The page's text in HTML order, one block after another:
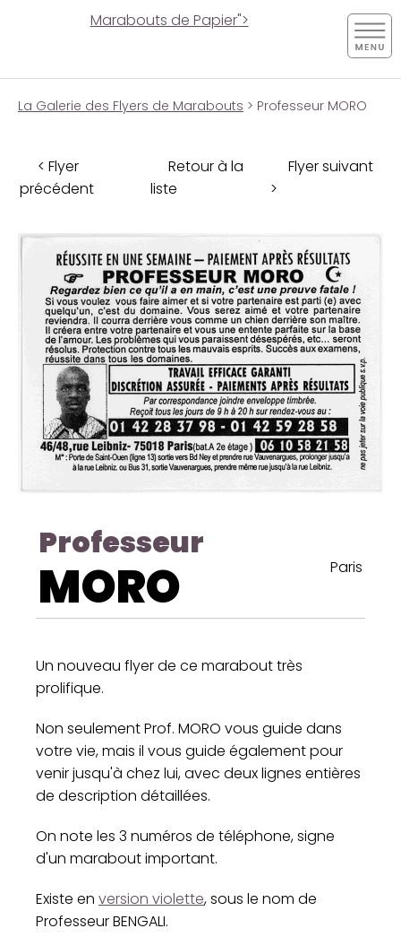
Marabouts de Papier">
La Galerie des Flyers de Marabouts > Professeur MORO
< Flyer
précédent
Retour à la
liste
Flyer suivant
>
Professeur
MORO Paris
Un nouveau flyer de ce marabout très
prolifique.
Non seulement Prof. MORO vous guide dans
votre vie, mais il vous guide également pour
venir jusqu'à chez lui, avec deux lignes entières
de description détaillées.
On note les 3 numéros de téléphone, signe
d'un marabout important.
Existe en version violette, sous le nom de
Professeur BENGALI.